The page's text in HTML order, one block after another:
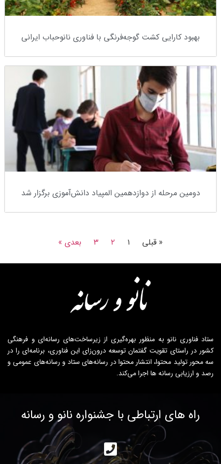
بهبود کارایی کشت گوجه‌فرنگی با فناوری‌ نانوحباب ایرانی
دومین مرحله از دوازدهمین المپیاد دانش‌آموزی برگزار شد
« قبلی ۱ ۲ ۳ بعدی »
ستاد فناوری نانو به منظور بهره‌گیری از زیرساخت‌های رسانه‌ای و فرهنگی
کشور در راستای تقویت گفتمان توسعه درون‌زای این فناوری، برنامه‌ای را در
سه محور تولید محتوا، انتشار محتوا در رسانه‌های ستاد و رسانه‌های عمومی و
رصد و ارزیابی رسانه ها اجرا می‌کند.
راه های ارتباطی با جشنواره نانو و رسانه